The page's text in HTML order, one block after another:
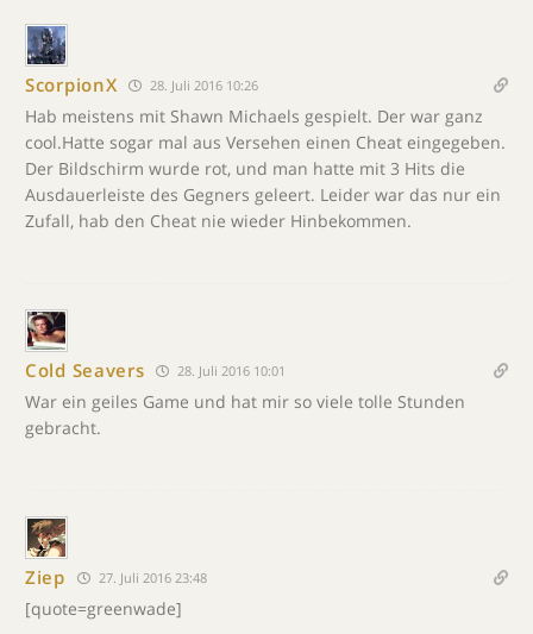
ScorpionX 28. Juli 2016 10:26
Hab meistens mit Shawn Michaels gespielt. Der war ganz
cool.Hatte sogar mal aus Versehen einen Cheat eingegeben.
Der Bildschirm wurde rot, und man hatte mit 3 Hits die
Ausdauerleiste des Gegners geleert. Leider war das nur ein
Zufall, hab den Cheat nie wieder Hinbekommen.
Cold Seavers 28. Juli 2016 10:01
War ein geiles Game und hat mir so viele tolle Stunden
gebracht.
Ziep 27. Juli 2016 23:48
[quote=greenwade]